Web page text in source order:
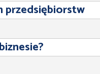
przedsiębiorstw